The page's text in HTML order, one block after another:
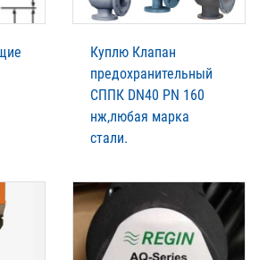
Куплю Клапан
предохранительный
СППК DN40 PN 160
нж,любая марка
стали.